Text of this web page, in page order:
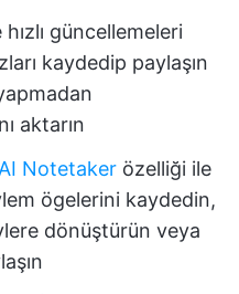
hızlı güncellemeleri
kaydedip paylaşın
aktarın
AI Notetaker özelliği ile
ögelerini kaydedin,
dönüştürün veya